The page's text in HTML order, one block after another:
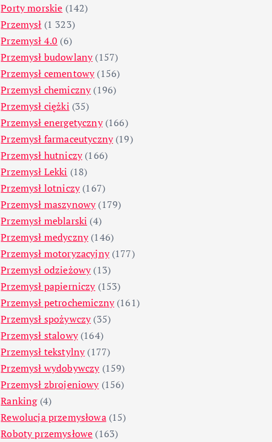
Porty morskie (142)
Przemysł (1 323)
Przemysł 4.0 (6)
Przemysł budowlany(157)
Przemysł cementowy(156)
Przemysł chemiczny(196)
Przemysł ciężki (35)
Przemysł energetyczny(166)
Przemysł farmaceutyczny(19)
Przemysł hutniczy(166)
Przemysł Lekki (18)
Przemysł lotniczy(167)
Przemysł maszynowy(179)
Przemysł meblarski (4)
Przemysł medyczny(146)
Przemysł motoryzacyjny(177)
Przemysł odzieżowy(13)
Przemysł papierniczy(153)
Przemysł petrochemiczny(161)
Przemysł spożywczy(35)
Przemysł stalowy(164)
Przemysł tekstylny(177)
Przemysł wydobywczy(159)
Przemysł zbrojeniowy(156)
Ranking(4)
Rewolucja przemysłowa(15)
Roboty przemysłowe (163)